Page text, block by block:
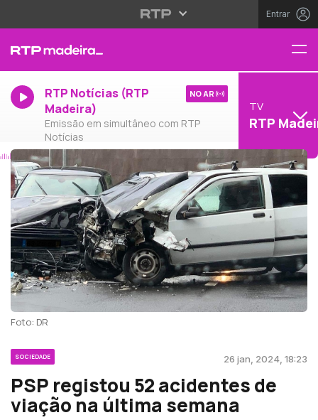
Entrar
RTP Notícias (RTP
Madeira)
Emissão em simultâneo com RTP
Notícias
NO AR
TV
RTP
Foto: DR
SOCIEDADE 26 jan, 2024, 18:23
PSP registou 52 acidentes de
viação na última semana